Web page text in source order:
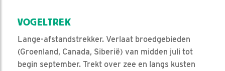
VOGELTREK
Lange-afstandstrekker. Verlaat broedgebieden
(Groenland, Canada, Siberië) van midden juli tot
begin september. Trekt over zee en langs kusten